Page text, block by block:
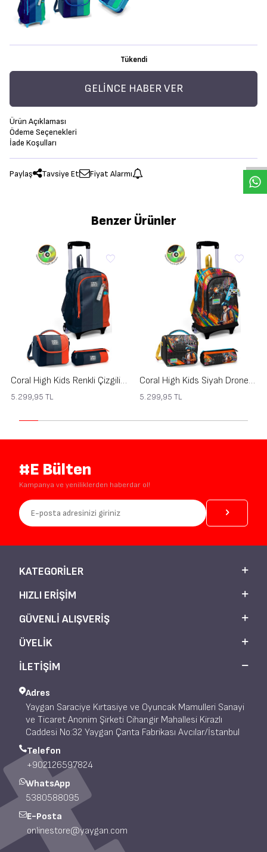
Tükendi
GELINCE HABER VER
Ürün Açıklaması
Ödeme Seçenekleri
İade Koşulları
Paylaş Tavsiye Et Fiyat Alarmı
Benzer Ürünler
Coral High Kids Renkli Çizgili 3’lü Okul Çanta Seti SET0123982
5.299,95 TL
Coral High Kids Siyah Drone Pilot Desenli 3’lü Okul Çanta Seti SET0123980
5.299,95 TL
#E Bülten
Kampanya ve yeniliklerden haberdar ol!
KATEGORILER
HIZLI ERIŞIM
GÜVENLI ALIŞVERIŞ
ÜYELIK
İLETİŞİM
Adres
Yaygan Saraciye Kırtasiye ve Oyuncak Mamulleri Sanayi
ve Ticaret Anonim Şirketi Cihangir Mahallesi Kirazlı
Caddesi No:32 Yaygan Çanta Fabrikası Avcılar/İstanbul
Telefon
+902126597824
WhatsApp
5380588095
E-Posta
onlinestore@yaygan.com